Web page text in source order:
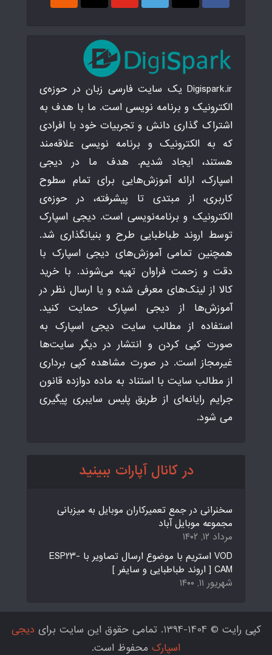
Digispark.ir یک سایت فارسی زبان در حوزه‌ی
الکترونیک و برنامه نویسی است. ما با هدف به
اشتراک گذاری دانش و تجربیات خود با افرادی
که به الکترونیک و برنامه نویسی علاقه‌مند
هستند، ایجاد شدیم. هدف ما در دیجی
اسپارک، ارائه آموزش‌هایی برای تمام سطوح
کاربری، از مبتدی تا پیشرفته، در حوزه‌ی
الکترونیک و برنامه‌نویسی است. دیجی اسپارک
توسط اروند طباطبایی طرح و بنیانگذاری شد.
همچنین تمامی آموزش‌های دیجی اسپارک با
دقت و زحمت فراوان تهیه می‌شوند. با خرید
کالا از لینک‌های معرفی شده و یا ارسال نظر در
آموزش‌ها از دیجی اسپارک حمایت کنید.
استفاده از مطالب سایت دیجی اسپارک به
صورت کپی کردن و انتشار در دیگر سایت‌ها
غیرمجاز است. در صورت مشاهده کپی برداری
از مطالب سایت با استناد به ماده دوازده قانون
جرایم رایانه‌ای از طریق پلیس سایبری پیگیری
می شود.
در کانال آپارات ببینید
سخنرانی در جمع تعمیرکاران موبایل به میزبانی
مجموعه موبایل آباد
مرداد ۱۲, ۱۴۰۲
VOD استریم با موضوع ارسال تصاویر با ESP23-
CAM [ اروند طباطبایی و سایفر ]
شهریور ۱۱, ۱۴۰۰
کپی رایت © 1404-1394. تمامی حقوق این سایت برای
دیجی
اسپارک محفوظ است.